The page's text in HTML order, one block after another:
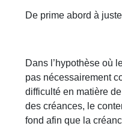
De prime abord à
Dans l’hypothèse où
pas nécessairement
difficulté en matière
des créances, le
fond afin que la